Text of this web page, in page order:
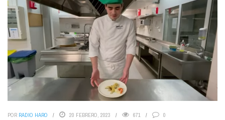
POR RADIO HARO 20 FEBRERO, 2023 671 0